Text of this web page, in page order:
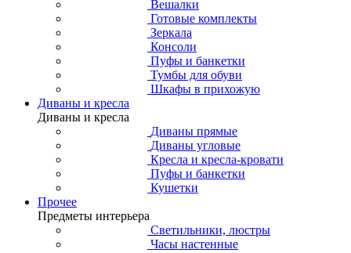
Вешалки
Готовые комплекты
Зеркала
Консоли
Пуфы и банкетки
Тумбы для обуви
Шкафы в прихожую
Диваны и кресла
Диваны и кресла
Диваны прямые
Диваны угловые
Кресла и кресла-кровати
Пуфы и банкетки
Кушетки
Прочее
Предметы интерьера
Светильники, люстры
Часы настенные